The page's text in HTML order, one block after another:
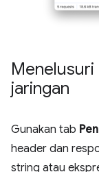
jaringan
Gunakan tab
header dan
string atau